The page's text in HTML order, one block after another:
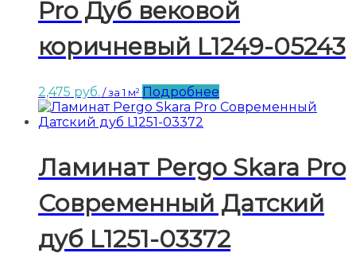
Pro Дуб вековой
коричневый L1249-05243
2,475 руб. / за 1 м² Подробнее
Ламинат Pergo Skara Pro
Современный Датский
дуб L1251-03372